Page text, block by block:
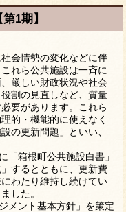
1期】
会情勢の変化などに伴
れら公共施設は一斉に
厳しい財政状況や社会
割の見直しなど、質量
要があります。これら
的・機能的に使えなく
の更新問題」といい、
「箱根町公共施設白書」
するとともに、更新費
わたり維持し続けてい
した。
メント基本方針」を策定